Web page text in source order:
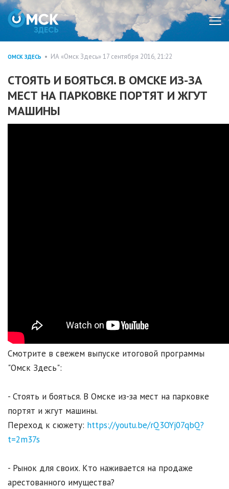
ОМСК ЗДЕСЬ • ИА «Омск Здесь» 17 сентября 2016, 21:22
СТОЯТЬ И БОЯТЬСЯ. В ОМСКЕ ИЗ-ЗА
МЕСТ НА ПАРКОВКЕ ПОРТЯТ И ЖГУТ
МАШИНЫ
Смотрите в свежем выпуске итоговой программы
"Омск Здесь":
- Стоять и бояться. В Омске из-за мест на парковке
портят и жгут машины.
Переход к сюжету: https://youtu.be/rQ3OYj07qbQ?
t=2m37s
- Рынок для своих. Кто наживается на продаже
арестованного имущества?